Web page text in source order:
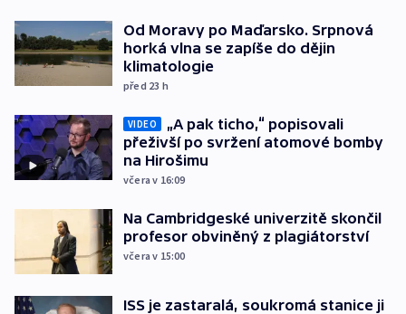
Od Moravy po Maďarsko. Srpnová
horká vlna se zapíše do dějin
klimatologie
před 23 h
VIDEO
„A pak ticho,“ popisovali
přeživší po svržení atomové bomby
na Hirošimu
včera v 16:09
Na Cambridgeské univerzitě skončil
profesor obviněný z plagiátorství
včera v 15:00
ISS je zastaralá, soukromá stanice ji